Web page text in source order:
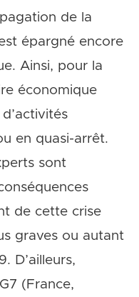
de la
épargné encore
Ainsi, pour la
économique
en quasi-arrêt.
sont
de cette crise
graves ou autant
D’ailleurs,
(France,